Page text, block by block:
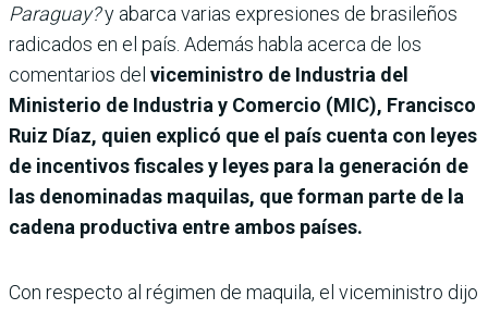
Paraguay?y abarca varias expresiones de brasileños
radicados en el país. Además habla acerca de los
comentarios del viceministro de Industria del
Ministerio de Industria y Comercio (MIC), Francisco
Ruiz Díaz, quien explicó que el país cuenta con leyes
de incentivos fiscales y leyes para la generación de
las denominadas maquilas, que forman parte de la
cadena productiva entre ambos países.
Con respecto al régimen de maquila, el viceministro dijo